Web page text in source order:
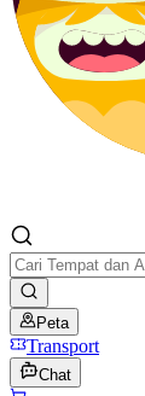
Peta
Transport
Chat